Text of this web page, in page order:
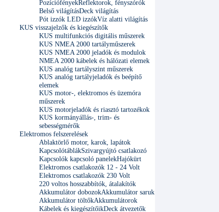
PozíciófényekReflektorok, fényszórók
Belső világításDeck világítás
Pót izzók LED izzókVíz alatti világítás
KUS visszajelzők és kiegészítők
KUS multifunkciós digitális műszerek
KUS NMEA 2000 tartályműszerek
KUS NMEA 2000 jeladók és modulok
NMEA 2000 kábelek és hálózati elemek
KUS analóg tartályszint műszerek
KUS analóg tartályjeladók és beépítő
elemek
KUS motor-, elektromos és üzemóra
műszerek
KUS motorjeladók és riasztó tartozékok
KUS kormányállás-, trim- és
sebességmérők
Elektromos felszerelések
Ablaktörlő motor, karok, lapátok
KapcsolótáblákSzivargyújtó csatlakozó
Kapcsolók kapcsoló panelekHajókürt
Elektromos csatlakozók 12 - 24 Volt
Elektromos csatlakozók 230 Volt
220 voltos hosszabbítók, átalakítók
Akkumulátor dobozokAkkumulátor saruk
Akkumulátor töltőkAkkumulátorok
Kábelek és kiegészítőikDeck átvezetők